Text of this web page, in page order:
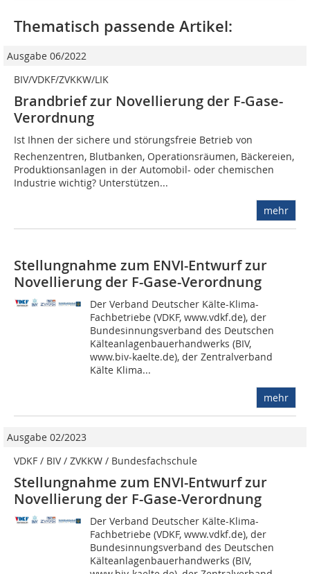
Thematisch passende Artikel:
Ausgabe 06/2022
BIV/VDKF/ZVKKW/LIK
Brandbrief zur Novellierung der F-Gase-
Verordnung
Ist Ihnen der sichere und störungsfreie Betrieb von
Rechenzentren, Blutbanken, Operationsräumen, Bäckereien,
Produktionsanlagen in der Automobil- oder chemischen
Industrie wichtig? Unterstützen...
mehr
Stellungnahme zum ENVI-Entwurf zur
Novellierung der F-Gase-Verordnung
Der Verband Deutscher Kälte-Klima-
Fachbetriebe (VDKF, www.vdkf.de), der
Bundesinnungsverband des Deutschen
Kälteanlagenbauerhandwerks (BIV,
www.biv-kaelte.de), der Zentralverband
Kälte Klima...
mehr
Ausgabe 02/2023
VDKF / BIV / ZVKKW / Bundesfachschule
Stellungnahme zum ENVI-Entwurf zur
Novellierung der F-Gase-Verordnung
Der Verband Deutscher Kälte-Klima-
Fachbetriebe (VDKF, www.vdkf.de), der
Bundesinnungsverband des Deutschen
Kälteanlagenbauerhandwerks (BIV,